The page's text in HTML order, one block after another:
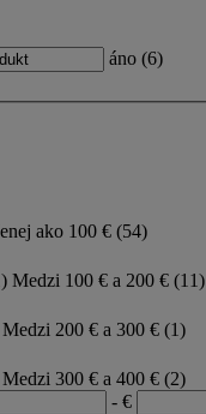
áno (6)
ako 100 € (54)
) Medzi 100 € a 200 € (11)
Medzi 200 € a 300 € (1)
Medzi 300 € a 400 € (2)
- €